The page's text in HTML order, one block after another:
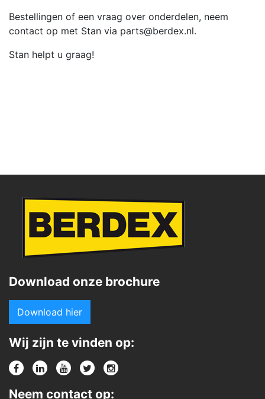
Bestellingen of een vraag over onderdelen, neem
contact op met Stan via parts@berdex.nl.
Stan helpt u graag!
Download onze brochure
Download hier
Wij zijn te vinden op:
Neem contact op: